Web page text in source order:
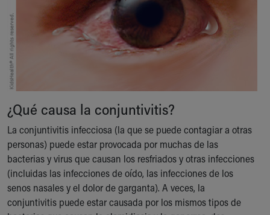
Who We Are
Building a Brighter Future
Our Mission, Vision, Promise
Newsroom
Our Leadership
Quality and Patient Safety
Unity and Engagement
Women's Board
Our History
More childhood, please.™
Cincinnati Children's
¿Qué causa la conjuntivitis?
La conjuntivitis infecciosa (la que se puede contagiar a otras
personas) puede estar provocada por muchas de las
bacterias y virus que causan los resfriados y otras infecciones
(incluidas las infecciones de oído, las infecciones de los
senos nasales y el dolor de garganta). A veces, la
conjuntivitis puede estar causada por los mismos tipos de